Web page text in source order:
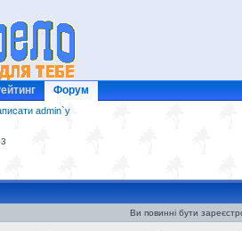
Форум
admin`у
Ви повинні бути